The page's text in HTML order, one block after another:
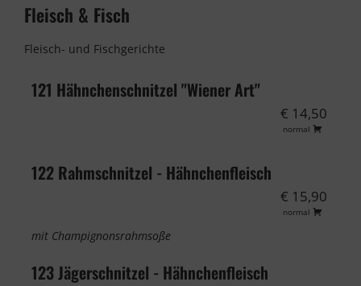
Fleisch & Fisch
Fleisch- und Fischgerichte
121 Hähnchenschnitzel "Wiener Art"
€ 14,50
normal
122 Rahmschnitzel - Hähnchenfleisch
€ 15,90
normal
mit Champignonsrahmsoße
123 Jägerschnitzel - Hähnchenfleisch